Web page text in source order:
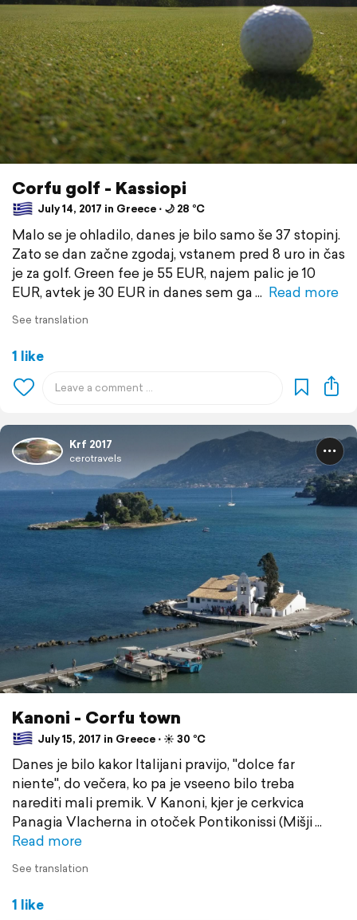
Corfu golf - Kassiopi
July 14, 2017 in Greece ⋅ 🌙 28 °C
Malo se je ohladilo, danes je bilo samo še 37 stopinj.
Zato se dan začne zgodaj, vstanem pred 8 uro in čas
je za golf. Green fee je 55 EUR, najem palic je 10
EUR, avtek je 30 EUR in danes sem ga
Read more
See translation
1 like
Krf 2017
cerotravels
Kanoni - Corfu town
July 15, 2017 in Greece ⋅ ☀️ 30 °C
Danes je bilo kakor Italijani pravijo, "dolce far
niente", do večera, ko pa je vseeno bilo treba
narediti mali premik. V Kanoni, kjer je cerkvica
Panagia Vlacherna in otoček Pontikonissi (Mišji
Read more
See translation
1 like